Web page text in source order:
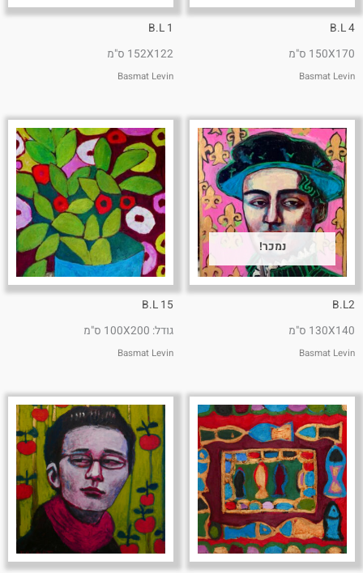
B.L 4
150X170 ס"מ
Basmat Levin
B.L 1
152X122 ס"מ
Basmat Levin
נמכר!
B.L2
130X140 ס"מ
Basmat Levin
B.L 15
גודל: 100X200 ס"מ
Basmat Levin